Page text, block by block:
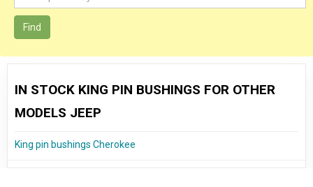
Find
IN STOCK KING PIN BUSHINGS FOR OTHER
MODELS JEEP
King pin bushings Cherokee